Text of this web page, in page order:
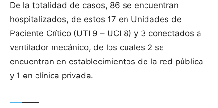
De la totalidad de casos, 86 se encuentran
hospitalizados, de estos 17 en Unidades de
Paciente Crítico (UTI 9 – UCI 8) y 3 conectados a
ventilador mecánico, de los cuales 2 se
encuentran en establecimientos de la red pública
y 1 en clínica privada.
—–——